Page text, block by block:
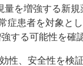
を増強する新
症患者を対象と
する可能性を確
性、安全性を検